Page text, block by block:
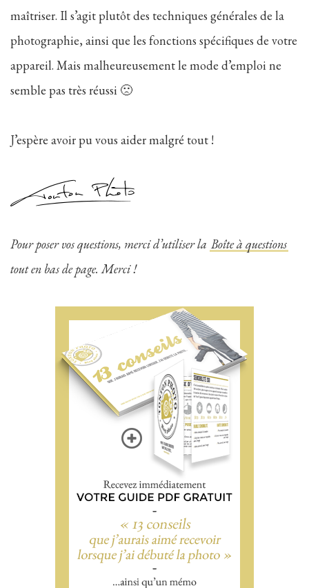
maîtriser. Il s’agit plutôt des techniques générales de la
photographie, ainsi que les fonctions spécifiques de votre
appareil. Mais malheureusement le mode d’emploi ne
semble pas très réussi 🙁
J’espère avoir pu vous aider malgré tout !
Pour poser vos questions, merci d’utiliser la Boîte à questions
tout en bas de page. Merci !